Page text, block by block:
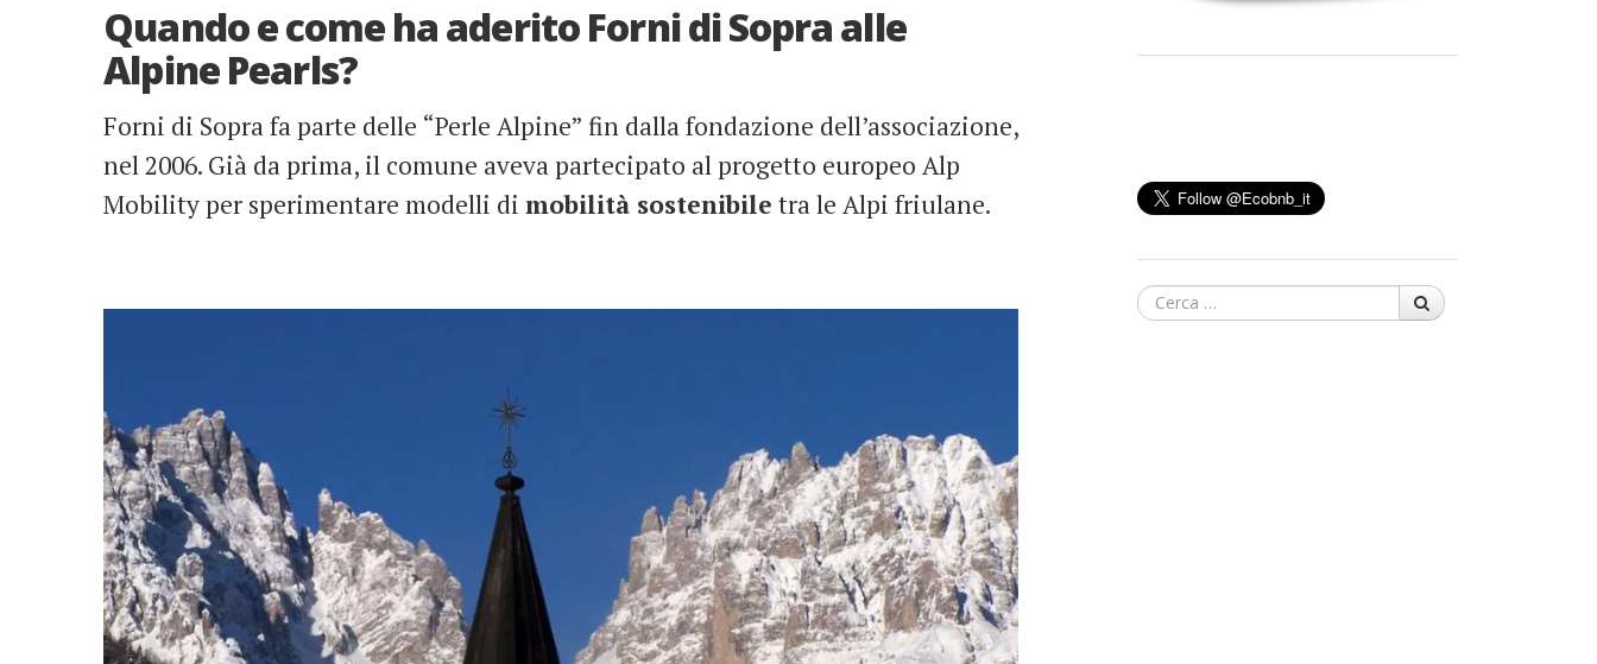
Quando e come ha aderito Forni di Sopra alle
Alpine Pearls?
Forni di Sopra fa parte delle “Perle Alpine” fin dalla fondazione dell’associazione,
nel 2006. Già da prima, il comune aveva partecipato al progetto europeo Alp
Mobility per sperimentare modelli di mobilità sostenibile tra le Alpi friulane.
Cerca